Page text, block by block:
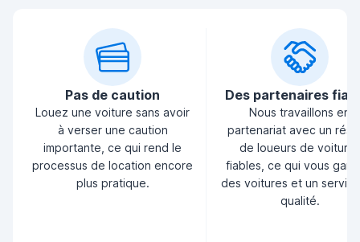
Pas de caution
Louez une voiture sans avoir
à verser une caution
importante, ce qui rend le
processus de location encore
plus pratique.
Des partenaires
Nous travaillons en
partenariat avec un
de loueurs de voitures
fiables, ce qui vous
des voitures et un
qualité.